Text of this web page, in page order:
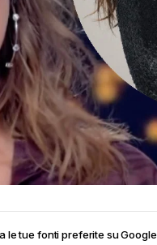
le tue fonti preferite su Google